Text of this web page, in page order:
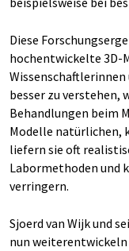
Diese
hochentwickelte 3D-
besser zu verstehen,
Behandlungen beim
Modelle natürlichen,
liefern sie oft
Labormethoden und
verringern.
Sjoerd van Wijk und
nun